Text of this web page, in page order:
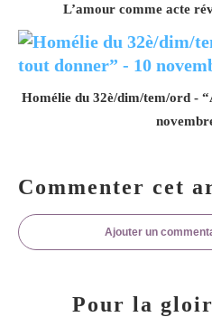
L’amour comme acte
Homélie du 32è/dim/tem/ord -
Commenter cet
Ajouter un
Pour la